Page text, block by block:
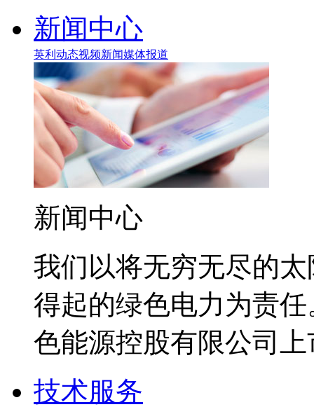
新闻中心
英利动态视频新闻媒体报道
新闻中心
我们以将无穷无尽的
得起的绿色电力为责
色能源控股有限公司
技术服务